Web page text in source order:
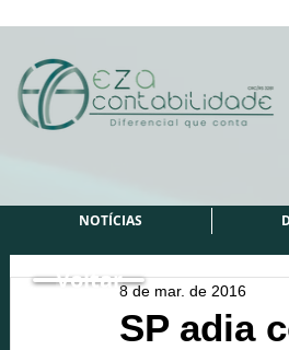
NOTÍCIAS
SP adia
8 de mar. de 2016
Voltar